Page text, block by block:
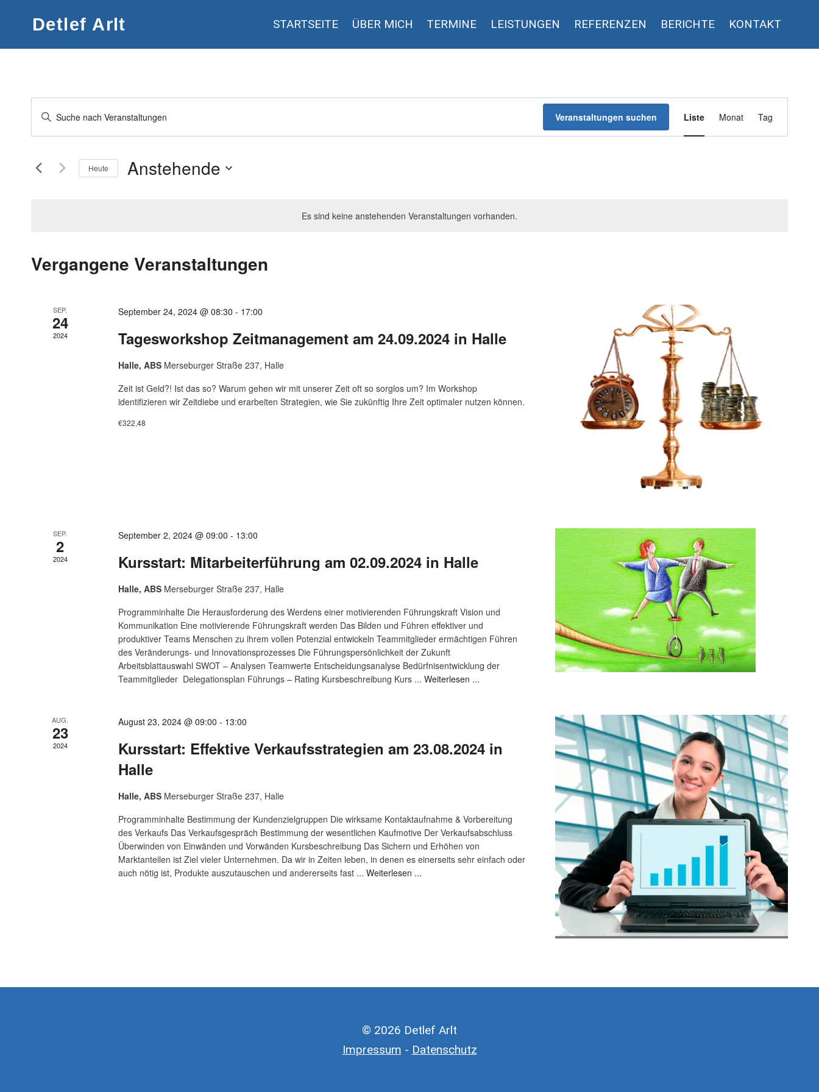
springen
Detlef Arlt STARTSEITE ÜBER MICH TERMINE LEISTUNGEN REFERENZEN BERICHTE KONTAKT
Es sind keine anstehenden Veranstaltungen vorhanden.
Veranstaltungen
Suche
und
Bitte
Schlüsselwort
Suche
Veranstaltungen suchen Liste Monat Tag
Heute Anstehende
Vergangene Veranstaltungen
SEP.
24
2024
September 24, 2024 @ 08:30 - 17:00
Tagesworkshop Zeitmanagement am 24.09.2024 in Halle
Halle, ABS Merseburger Straße 237, Halle
Zeit ist Geld?! Ist das so? Warum gehen wir mit unserer Zeit oft so sorglos um? Im Workshop
identifizieren wir Zeitdiebe und erarbeiten Strategien, wie Sie zukünftig Ihre Zeit optimaler nutzen können.
€322,48
SEP.
2
2024
September 2, 2024 @ 09:00 - 13:00
Kursstart: Mitarbeiterführung am 02.09.2024 in Halle
Halle, ABS Merseburger Straße 237, Halle
Programminhalte Die Herausforderung des Werdens einer motivierenden Führungskraft Vision und
Kommunikation Eine motivierende Führungskraft werden Das Bilden und Führen effektiver und
produktiver Teams Menschen zu ihrem vollen Potenzial entwickeln Teammitglieder ermächtigen Führen
des Veränderungs- und Innovationsprozesses Die Führungspersönlichkeit der Zukunft
Arbeitsblattauswahl SWOT – Analysen Teamwerte Entscheidungsanalyse Bedürfnisentwicklung der
Teammitglieder Delegationsplan Führungs – Rating Kursbeschreibung Kurs ...Weiterlesen ...
AUG.
23
2024
August 23, 2024 @ 09:00 - 13:00
Kursstart: Effektive Verkaufsstrategien am 23.08.2024 in
Halle
Halle, ABS Merseburger Straße 237, Halle
Programminhalte Bestimmung der Kundenzielgruppen Die wirksame Kontaktaufnahme & Vorbereitung
des Verkaufs Das Verkaufsgespräch Bestimmung der wesentlichen Kaufmotive Der Verkaufsabschluss
Überwinden von Einwänden und Vorwänden Kursbeschreibung Das Sichern und Erhöhen von
Marktanteilen ist Ziel vieler Unternehmen. Da wir in Zeiten leben, in denen es einerseits sehr einfach oder
auch nötig ist, Produkte auszutauschen und andererseits fast ...Weiterlesen ...
© 2026 Detlef Arlt
Impressum - Datenschutz